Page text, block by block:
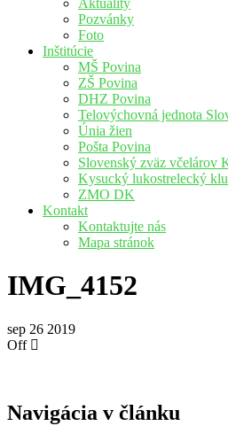
Aktuality
Pozvánky
Foto
Inštitúcie
MŠ Povina
ZŠ Povina
DHZ Povina
Telovýchovná jednota
Únia žien
Pošta Povina
Slovenský zväz včelárov
Kysucký lukostrelecký
ZMO DK
Kontakt
Kontaktujte nás
Mapa stránok
IMG_4152
sep 26 2019
Off
Navigácia v článku